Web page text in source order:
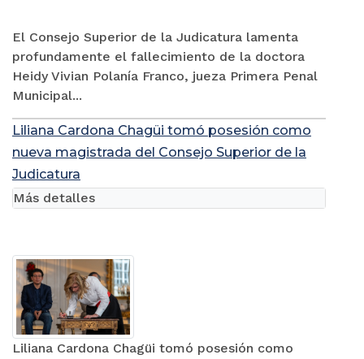
El Consejo Superior de la Judicatura lamenta
profundamente el fallecimiento de la doctora
Heidy Vivian Polanía Franco, jueza Primera Penal
Municipal...
Liliana Cardona Chagüi tomó posesión como
nueva magistrada del Consejo Superior de la
Judicatura
Liliana Cardona Chagüi tomó posesión como
Más detalles